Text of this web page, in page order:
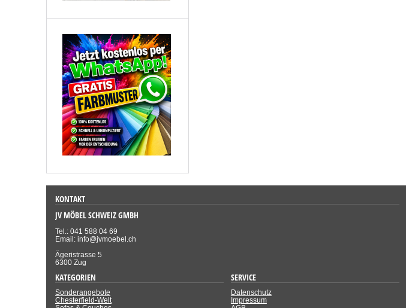
KONTAKT
JV MÖBEL SCHWEIZ GMBH
Tel.: 041 588 04 69
Email: info@jvmoebel.ch
Ägeristrasse 5
6300 Zug
KATEGORIEN
Sonderangebote
Chesterfield-Welt
SERVICE
Datenschutz
Impressum